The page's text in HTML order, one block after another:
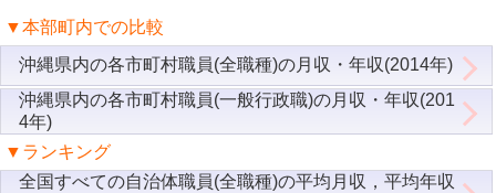
▼本部町内での比較
沖縄県内の各市町村職員(全職種)の月収・年収(2014年)
沖縄県内の各市町村職員(一般行政職)の月収・年収(201
4年)
▼ランキング
全国すべての自治体職員(全職種)の平均月収，平均年収